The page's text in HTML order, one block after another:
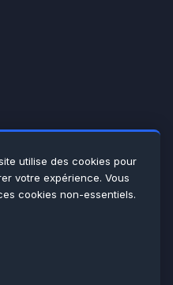
utilise des cookies pour
votre expérience. Vous
cookies non-essentiels.